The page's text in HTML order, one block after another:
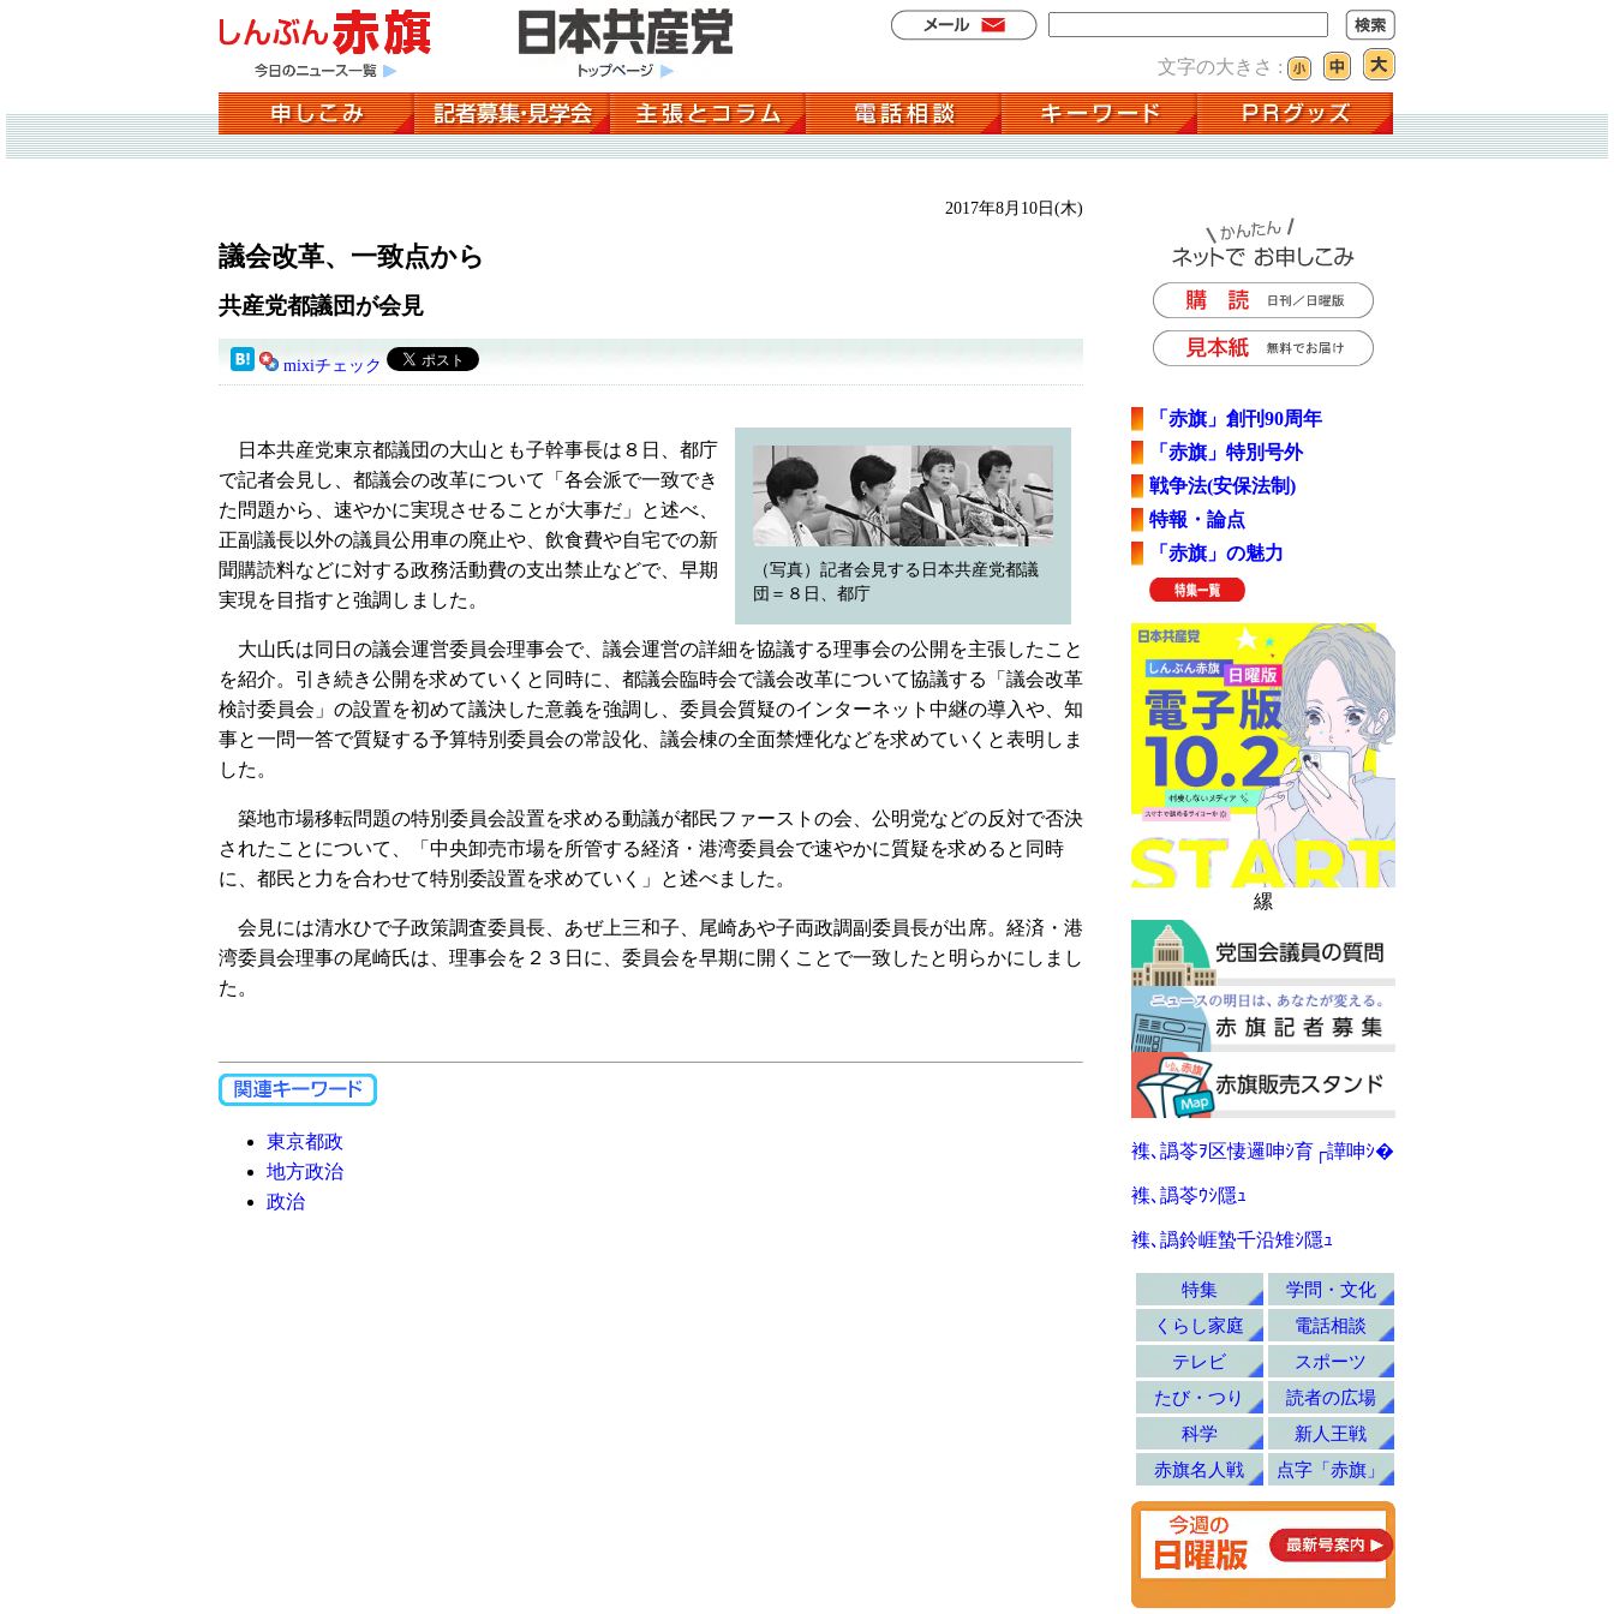
文字の大きさ :
2017年8月10日(木)
議会改革、一致点から
共産党都議団が会見
mixiチェック
（写真）記者会見する日本共産党都議
団＝８日、都庁
日本共産党東京都議団の大山とも子幹事長は８日、都庁
で記者会見し、都議会の改革について「各会派で一致でき
た問題から、速やかに実現させることが大事だ」と述べ、
正副議長以外の議員公用車の廃止や、飲食費や自宅での新
聞購読料などに対する政務活動費の支出禁止などで、早期
実現を目指すと強調しました。
大山氏は同日の議会運営委員会理事会で、議会運営の詳細を協議する理事会の公開を主張したこと
を紹介。引き続き公開を求めていくと同時に、都議会臨時会で議会改革について協議する「議会改革
検討委員会」の設置を初めて議決した意義を強調し、委員会質疑のインターネット中継の導入や、知
事と一問一答で質疑する予算特別委員会の常設化、議会棟の全面禁煙化などを求めていくと表明しま
した。
築地市場移転問題の特別委員会設置を求める動議が都民ファーストの会、公明党などの反対で否決
されたことについて、「中央卸売市場を所管する経済・港湾委員会で速やかに質疑を求めると同時
に、都民と力を合わせて特別委設置を求めていく」と述べました。
会見には清水ひで子政策調査委員長、あぜ上三和子、尾崎あや子両政調副委員長が出席。経済・港
湾委員会理事の尾崎氏は、理事会を２３日に、委員会を早期に開くことで一致したと明らかにしまし
た。
東京都政
地方政治
政治
「赤旗」創刊90周年
「赤旗」特別号外
戦争法(安保法制)
特報・論点
「赤旗」の魅力
縲
襍､譌苓ｦ区悽邏呻ｼ育┌譁呻ｼ�
襍､譌苓ｳｼ隱ｭ
襍､譌鈴崕蟄千沿雉ｼ隱ｭ
特集
学問・文化
くらし家庭
電話相談
テレビ
スポーツ
たび・つり
読者の広場
科学
新人王戦
赤旗名人戦
点字「赤旗」